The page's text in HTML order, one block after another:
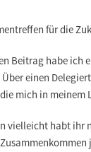
für die
Beitrag habe
einen
mich in
vielleicht habt